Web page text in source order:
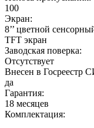
100
Экран:
8’’ цветной
TFT экран
Заводская поверка:
Отсутствует
Внесен в Госреестр
да
Гарантия:
18 месяцев
Комплектация: